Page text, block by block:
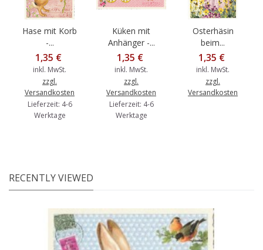
Hase mit Korb
-...
1,35 €
inkl. MwSt.
zzgl.
Versandkosten
Lieferzeit: 4-6
Werktage
Küken mit
Anhänger -...
1,35 €
inkl. MwSt.
zzgl.
Versandkosten
Lieferzeit: 4-6
Werktage
Osterhäsin
beim...
1,35 €
inkl. MwSt.
zzgl.
Versandkosten
RECENTLY VIEWED